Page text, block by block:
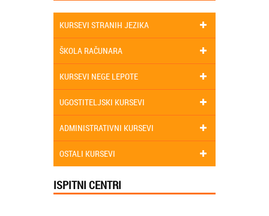
KURSEVI STRANIH JEZIKA
ŠKOLA RAČUNARA
KURSEVI NEGE LEPOTE
UGOSTITELJSKI KURSEVI
ADMINISTRATIVNI KURSEVI
OSTALI KURSEVI
ISPITNI CENTRI